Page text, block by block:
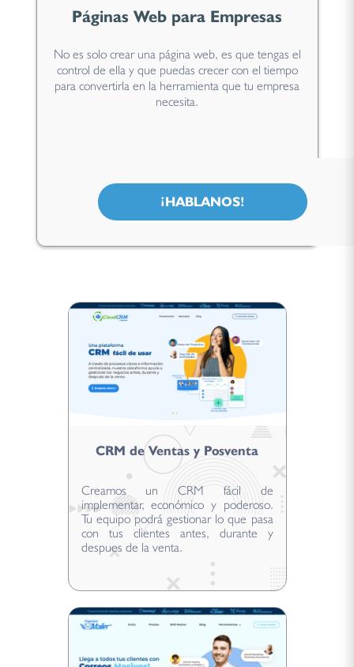
Páginas Web para Empresas
No es solo crear una página web, es que tengas el
control de ella y que puedas crecer con el tiempo
para convertirla en la herramienta que tu empresa
necesita.
¡HABLANOS!
CRM de Ventas y Posventa
Creamos un CRM fácil de
implementar, económico y poderoso.
Tu equipo podrá gestionar lo que pasa
con tus clientes antes, durante y
despues de la venta.